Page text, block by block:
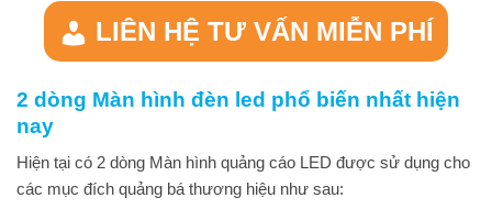
LIÊN HỆ TƯ VẤN MIỄN PHÍ
2 dòng Màn hình đèn led phổ biến nhất hiện
nay
Hiện tại có 2 dòng Màn hình quảng cáo LED được sử dụng cho
các mục đích quảng bá thương hiệu như sau: